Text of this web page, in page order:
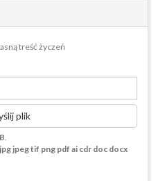
treść życzeń
plik
.
jpeg tif png pdf ai cdr doc docx